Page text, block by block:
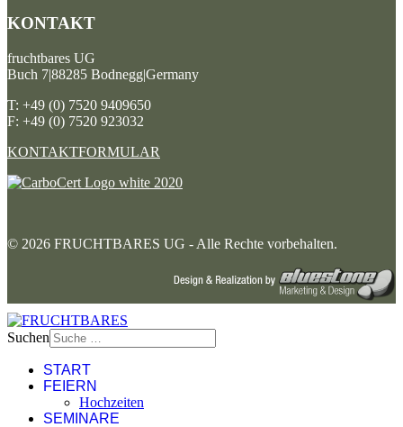
KONTAKT
fruchtbares UG
Buch 7|88285 Bodnegg|Germany
T: +49 (0) 7520 9409650
F: +49 (0) 7520 923032
KONTAKTFORMULAR
© 2026 FRUCHTBARES UG - Alle Rechte vorbehalten.
Suchen
START
FEIERN
Hochzeiten
SEMINARE